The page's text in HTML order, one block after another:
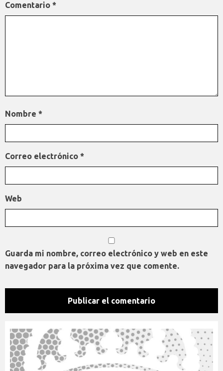
Comentario *
Nombre *
Correo electrónico *
Web
Guarda mi nombre, correo electrónico y web en este
navegador para la próxima vez que comente.